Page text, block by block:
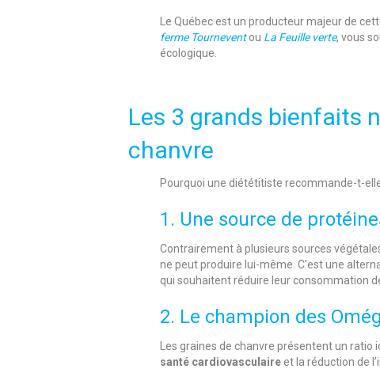
Le Québec est un producteur majeur de
ferme Tourneventou La Feuille verte, vous
écologique.
Les 3 grands bienfaits
chanvre
Pourquoi une diététitiste recommande-t-
1. Une source de
Contrairement à plusieurs sources
ne peut produire lui-même. C’est une
qui souhaitent réduire leur consommation
2. Le champion des
Les graines de chanvre présentent un
santé cardiovasculaire et la réduction de